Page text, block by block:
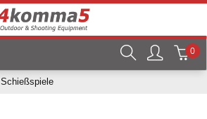
0
Schießspiele